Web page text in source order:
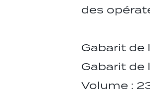
des
Gabarit de
Gabarit de
Volume :